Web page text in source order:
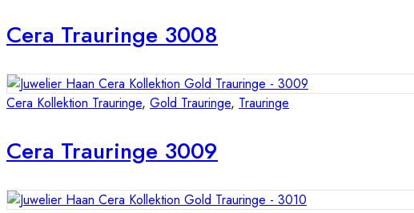
Cera Trauringe 3008
Cera Kollektion Trauringe, Gold Trauringe, Trauringe
Cera Trauringe 3009